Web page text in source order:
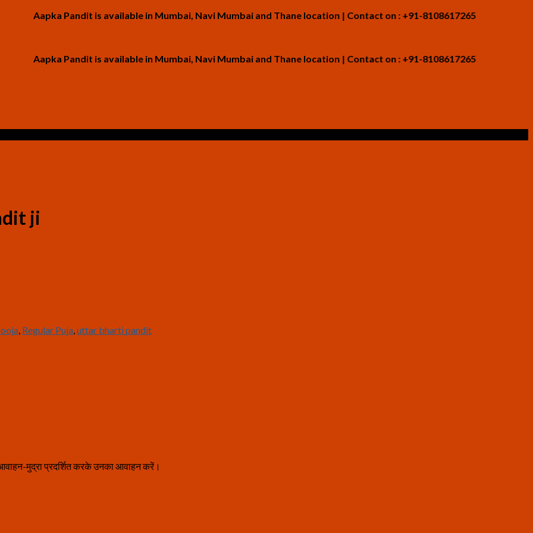
Aapka Pandit is available in Mumbai, Navi Mumbai and Thane location | Contact on : +91-8108617265
Aapka Pandit is available in Mumbai, Navi Mumbai and Thane location | Contact on : +91-8108617265
ji
, Regular Puja,uttar bharti pandit
मुद्रा प्रदर्शित करके उनका आवाहन करें।